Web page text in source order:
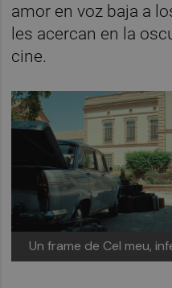
amor en voz baja a
les acercan en la
cine.
Un frame de Cel meu,